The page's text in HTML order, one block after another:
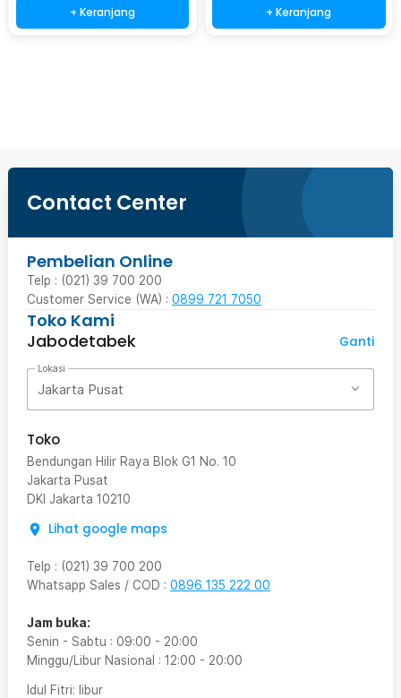
+ Keranjang + Keranjang
Contact Center
Pembelian Online
Telp : (021) 39 700 200
Customer Service (WA) : 0899 721 7050
Toko Kami
Jabodetabek
Ganti
Lokasi
Jakarta Pusat
Toko
Bendungan Hilir Raya Blok G1 No. 10
Jakarta Pusat
DKI Jakarta 10210
Lihat google maps
Telp : (021) 39 700 200
Whatsapp Sales / COD : 0896 135 222 00
Jam buka:
Senin - Sabtu : 09:00 - 20:00
Minggu/Libur Nasional : 12:00 - 20:00
Idul Fitri: libur